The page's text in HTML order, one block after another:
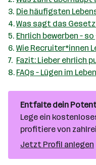
Die häufigsten
Was sagt das
Ehrlich bewerben –
Wie Recruiter*innen
Fazit: Lieber ehrlich
FAQs – Lügen im
Entfalte dein
Lege ein
profitiere von
Jetzt Profil anlegen